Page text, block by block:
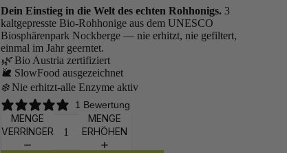
Dein Einstieg in die Welt des echten Rohhonigs.3
kaltgepresste Bio-Rohhonige aus dem UNESCO
Biosphärenpark Nockberge — nie erhitzt, nie gefiltert,
einmal im Jahr geerntet.
🌿Bio Austria zertifiziert
🐌 SlowFood ausgezeichnet
❄️Nie erhitzt-alle Enzyme aktiv
1 Bewertung
MENGE
VERRINGERN
MENGE
ERHÖHEN